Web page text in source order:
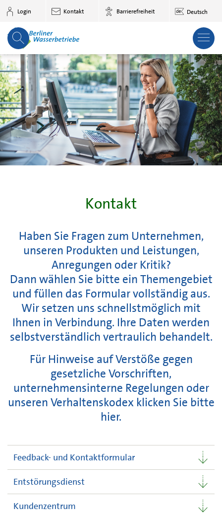
Zum Hauptinhalt springen
Login Kontakt Barrierefreiheit Deutsch
Kontakt
Haben Sie Fragen zum Unternehmen,
unseren Produkten und Leistungen,
Anregungen oder Kritik?
Dann wählen Sie bitte ein Themengebiet
und füllen das Formular vollständig aus.
Wir setzen uns schnellstmöglich mit
Ihnen in Verbindung. Ihre Daten werden
selbstverständlich vertraulich behandelt.
Für Hinweise auf Verstöße gegen
gesetzliche Vorschriften,
unternehmensinterne Regelungen oder
unseren Verhaltenskodex klicken Sie bitte
hier.
Feedback- und Kontaktformular
Entstörungsdienst
Kundenzentrum